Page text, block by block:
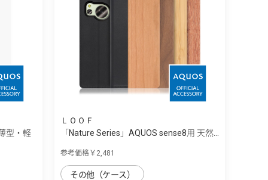
型・軽
ＬＯＯＦ
「Nature Series」AQUOS sense8用 天然...
参考価格￥2,481
その他（ケース）